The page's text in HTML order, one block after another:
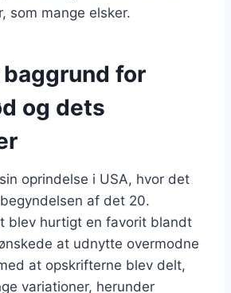
som mange elsker.
for
og dets
oprindelse i USA, hvor det
af det 20.
blev hurtigt en favorit blandt
at udnytte overmodne
at opskrifterne blev delt,
variationer, herunder